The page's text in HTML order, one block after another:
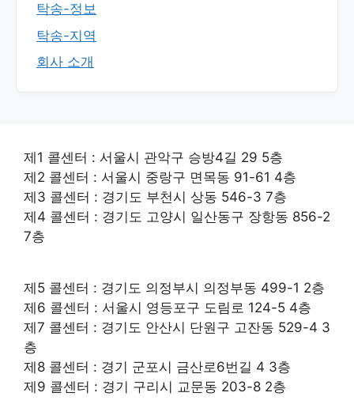
탁송-정보
탁송-지역
회사 소개
제1 콜센터 : 서울시 관악구 승방4길 29 5층
제2 콜센터 : 서울시 중랑구 면목동 91-61 4층
제3 콜센터 : 경기도 부천시 상동 546-3 7층
제4 콜센터 : 경기도 고양시 일산동구 장항동 856-2
7층
제5 콜센터 : 경기도 의정부시 의정부동 499-1 2층
제6 콜센터 : 서울시 영등포구 도림로 124-5 4층
제7 콜센터 : 경기도 안산시 단원구 고잔동 529-4 3
층
제8 콜센터 : 경기 군포시 금산로6번길 4 3층
제9 콜센터 : 경기 구리시 교문동 203-8 2층